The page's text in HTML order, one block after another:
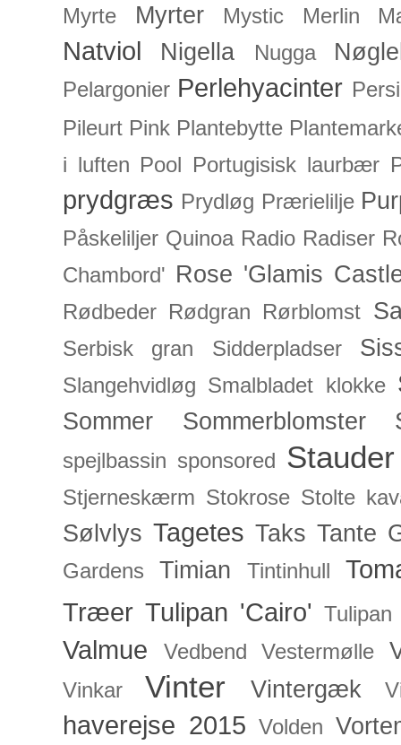
Myrte Myrter Mystic Merlin
Natviol Nigella Nugga
Pelargonier Perlehyacinter
Pileurt Pink Plantebytte
i luften Pool Portugisisk laurbær
prydgræs Prydløg Prærielilje
Påskeliljer Quinoa Radio Radiser
Chambord' Rose 'Glamis
Rødbeder Rødgran Rørblomst
Serbisk gran Sidderpladser
Slangehvidløg Smalbladet klokke
Sommer Sommerblomster
spejlbassin sponsored Stauder
Stjerneskærm Stokrose Stolte
Sølvlys Tagetes Taks Tante
Gardens Timian Tintinhull
Træer Tulipan 'Cairo'
Valmue Vedbend Vestermølle
Vinkar Vinter Vintergæk
haverejse 2015 Volden